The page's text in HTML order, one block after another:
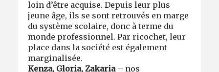
loin d’être acquise. Depuis leur plus
jeune âge, ils se sont retrouvés en marge
du système scolaire, donc à terme du
monde professionnel. Par ricochet, leur
place dans la société est également
marginalisée.
Kenza, Gloria, Zakaria – nos